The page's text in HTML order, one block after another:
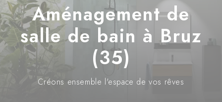
Aménagement de
salle de bain à Bruz
(35)
Créons ensemble l'espace de vos rêves